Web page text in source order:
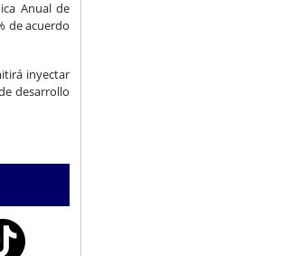
Anual de
de acuerdo
inyectar
desarrollo